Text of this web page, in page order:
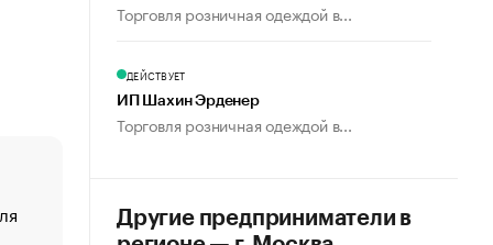
«От спорта тело стареет иначе». Как живет глава
создавшей GTA
Торговля розничная одеждой в...
ДЕЙСТВУЕТ
ИП Шахин Эрденер
Торговля розничная одеждой в...
Другие предприниматели в